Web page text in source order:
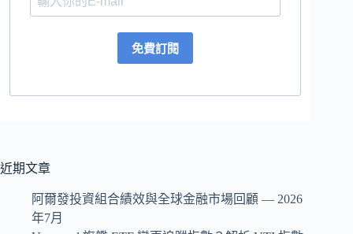
免費訂閱
近期文章
阿爾發投資組合績效與全球金融市場回顧 — 2026
年7月